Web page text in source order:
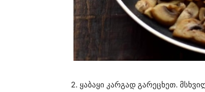
2. ყაბაყი კარგად გარეცხეთ.